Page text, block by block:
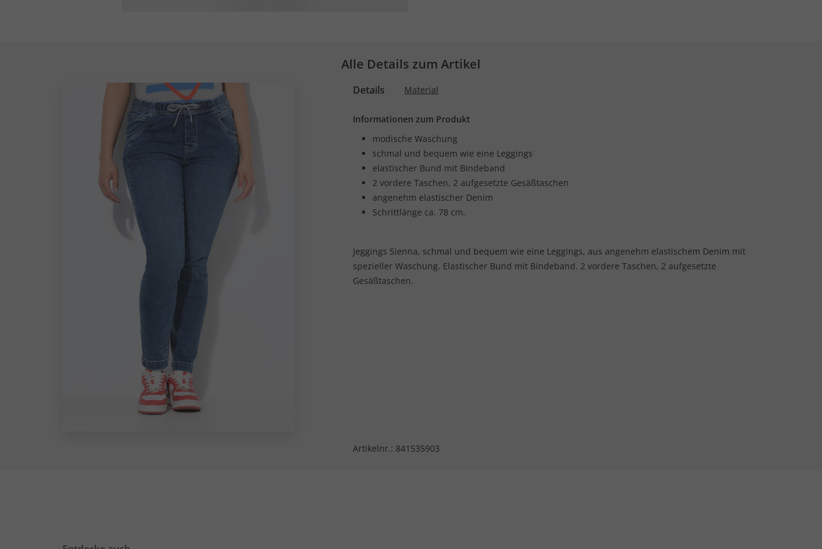
Alle Details zum Artikel
Details Material
Informationen zum Produkt
modische Waschung
schmal und bequem wie eine Leggings
elastischer Bund mit Bindeband
2 vordere Taschen, 2 aufgesetzte Gesäßtaschen
angenehm elastischer Denim
Schrittlänge ca. 78 cm.
Jeggings Sienna, schmal und bequem wie eine Leggings, aus angenehm elastischem Denim mit
spezieller Waschung. Elastischer Bund mit Bindeband. 2 vordere Taschen, 2 aufgesetzte
Gesäßtaschen.
Artikelnr.: 841535903